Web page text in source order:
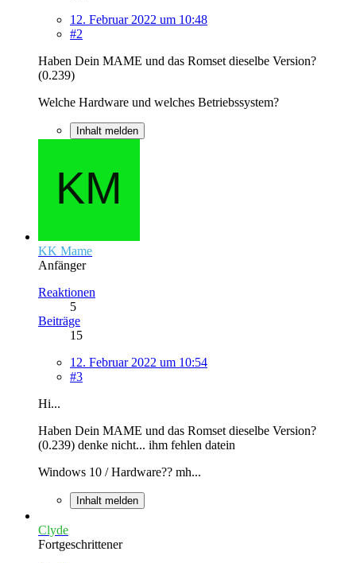
12. Februar 2022 um 10:48
#2
Haben Dein MAME und das Romset dieselbe Version?
(0.239)
Welche Hardware und welches Betriebssystem?
Inhalt melden
KK Mame
Anfänger
Reaktionen
5
Beiträge
15
12. Februar 2022 um 10:54
#3
Hi...
Haben Dein MAME und das Romset dieselbe Version?
(0.239) denke nicht... ihm fehlen datein
Windows 10 / Hardware?? mh...
Inhalt melden
Clyde
Fortgeschrittener